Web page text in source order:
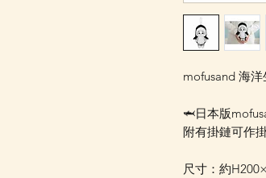
mofusand 海
🦈日本版
附有掛鏈可作
尺寸：約